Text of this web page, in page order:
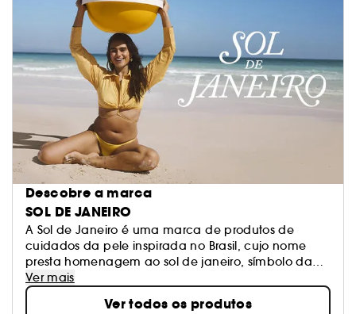
Descobre a marca
SOL DE JANEIRO
A Sol de Janeiro é uma marca de produtos de
cuidados da pele inspirada no Brasil, cujo nome
presta homenagem ao sol de janeiro, símbolo da
intensidade do verão brasileiro
Ver mais
Ver todos os produtos